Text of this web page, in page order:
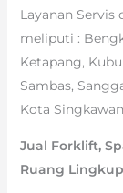
Layanan
meliputi :
Ketapang,
Sambas,
Kota
Jual Forklift,
Ruang